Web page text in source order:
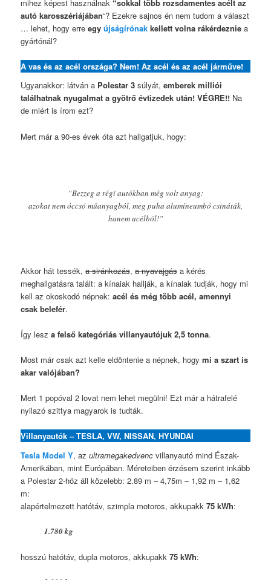
mihez képest használnak “sokkal több rozsdamentes acélt az
autó karosszériájában“? Ezekre sajnos én nem tudom a választ
… lehet, hogy erreegyújságírónak kellett volna rákérdeznie a
gyártónál?
A vas és az acél országa? Nem! Az acél és az acél járműve!
Ugyanakkor: látván a Polestar 3 súlyát,emberek milliói
találhatnak nyugalmat a gyötrő évtizedek után! VÉGRE!! Na
de miért is írom ezt?
Mert már a 90-es évek óta azt hallgatjuk, hogy:
“Bezzeg a régi autókban még volt anyag:
azokat nem óccsó műanyagból, meg puha alumíneumbó csináták,
hanem acélból!”
Akkor hát tessék,a siránkozás,a nyavajgás a kérés
meghallgatásra talált: a kínaiak hallják, a kínaiak tudják, hogy mi
kell az okoskodó népnek:acél és még több acél, amennyi
csak belefér.
Így lesza felső kategóriás villanyautójuk 2,5 tonna.
Most már csak azt kelle eldöntenie a népnek, hogymi a szart is
akar valójában?
Mert 1 popóval 2 lovat nem lehet megülni! Ezt már a hátrafelé
nyilazó szittya magyarok is tudták.
Villanyautók – TESLA, VW, NISSAN, HYUNDAI
Tesla Model Y, azultramegakedvenc villanyautó mind Észak-
Amerikában, mint Európában. Méreteiben érzésem szerint inkább
a Polestar 2-höz áll közelebb: 2.89 m – 4,75m – 1,92 m – 1,62
m:
alapértelmezett hatótáv, szimpla motoros, akkupakk75 kWh:
1.780 kg
hosszú hatótáv, dupla motoros, akkupakk75 kWh: